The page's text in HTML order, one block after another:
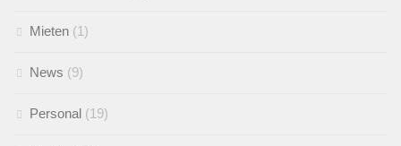
Mieten (1)
News (9)
Personal (19)